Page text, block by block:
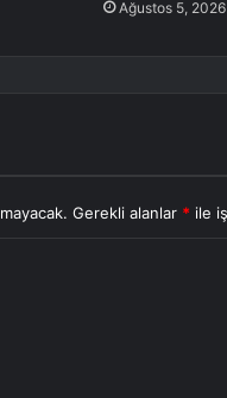
Ağustos 5, 2026
Gerekli alanlar * ile